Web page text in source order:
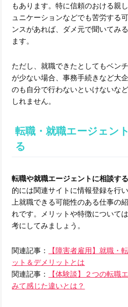
もあります。特に信頼のおける親
ュニケーションなどでも苦労する
ンスがあれば、ダメ元で聞いてみ
ます。
ただし、就職できたとしてもベン
が少ない場合、事務手続きなど大
のも自分で行わないといけないな
しれません。
転職・就職エージェン
る
転職や就職エージェントに相談す
的には関連サイトに情報登録を行
上就職できる可能性のある仕事の
れです。メリットや特徴について
考にしてみましょう。
関連記事：
【障害者雇用】就職・
ット＆デメリットとは
関連記事：
【体験談】２つの転職
みて感じた違いとは？